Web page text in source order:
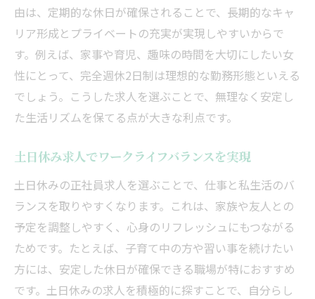
由は、定期的な休日が確保されることで、長期的なキャ
リア形成とプライベートの充実が実現しやすいからで
す。例えば、家事や育児、趣味の時間を大切にしたい女
性にとって、完全週休2日制は理想的な勤務形態といえる
でしょう。こうした求人を選ぶことで、無理なく安定し
た生活リズムを保てる点が大きな利点です。
土日休み求人でワークライフバランスを実現
土日休みの正社員求人を選ぶことで、仕事と私生活のバ
ランスを取りやすくなります。これは、家族や友人との
予定を調整しやすく、心身のリフレッシュにもつながる
ためです。たとえば、子育て中の方や習い事を続けたい
方には、安定した休日が確保できる職場が特におすすめ
です。土日休みの求人を積極的に探すことで、自分らし